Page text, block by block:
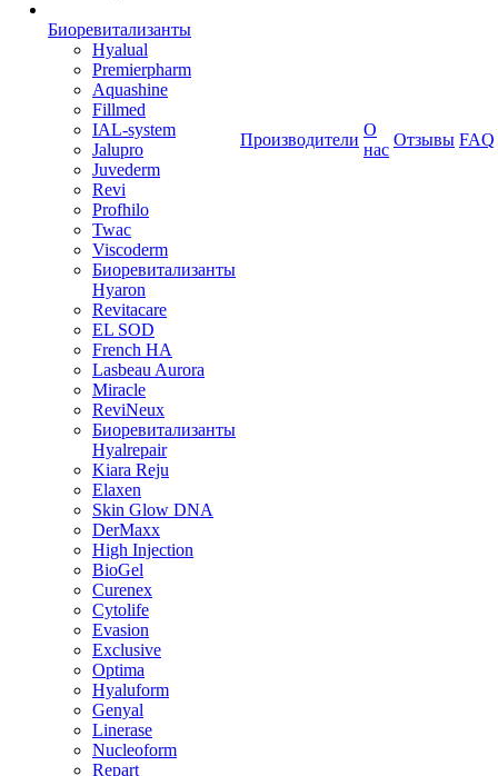
Биоревитализанты
Hyalual
Premierpharm
Aquashine
Fillmed
IAL-system
Jalupro
Juvederm
Revi
Profhilo
Twac
Viscoderm
Биоревитализанты
Hyaron
Revitacare
EL SOD
French HA
Lasbeau Aurora
Miracle
ReviNeux
Биоревитализанты
Hyalrepair
Kiara Reju
Elaxen
Skin Glow DNA
DerMaxx
High Injection
BioGel
Curenex
Cytolife
Evasion
Exclusive
Optima
Hyaluform
Genyal
Linerase
Nucleoform
Repart
Производители
О
нас
Отзывы FAQ